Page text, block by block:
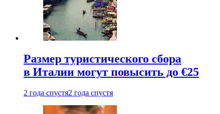
Размер туристического сбора
в Италии могут повысить до €25
2 года спустя2 года спустя